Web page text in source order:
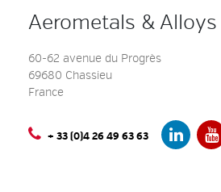
Aerometals & Alloys
60-62 avenue du Progrès
69680 Chassieu
France
+ 33 (0)4 26 49 63 63